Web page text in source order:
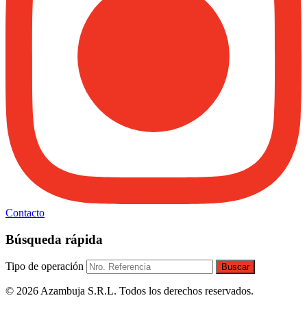
Contacto
Búsqueda rápida
Tipo de operación Buscar
© 2026 Azambuja S.R.L. Todos los derechos reservados.